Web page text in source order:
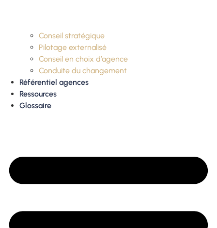
Conseil stratégique
Pilotage externalisé
Conseil en choix d’agence
Conduite du changement
Référentiel agences
Ressources
Glossaire